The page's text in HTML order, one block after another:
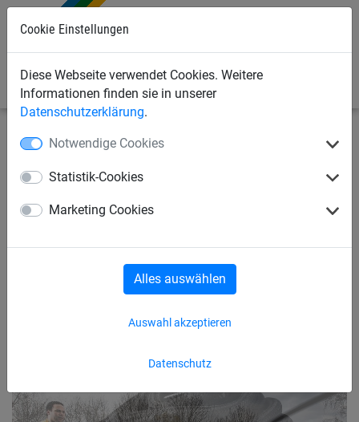
Cookie Einstellungen
Diese Webseite verwendet Cookies. Weitere
Informationen finden sie in unserer
Datenschutzerklärung.
Notwendige Cookies
Statistik-Cookies
Marketing Cookies
Datenschutz
Auswahl akzeptieren
Alles auswählen
Sportnetze Seile/Taue/Leinen
Battle Rope, Länge: 10 m